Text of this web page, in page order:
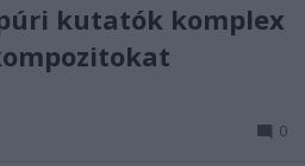
kutatók komplex
0